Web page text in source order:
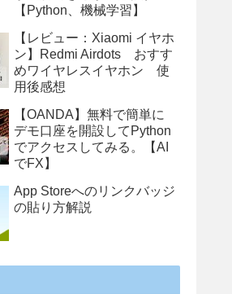
【Python、機械学習】
【レビュー：Xiaomi イヤホ
ン】Redmi Airdots おすす
めワイヤレスイヤホン 使
用後感想
【OANDA】無料で簡単に
デモ口座を開設してPython
でアクセスしてみる。【AI
でFX】
App Storeへのリンクバッジ
の貼り方解説